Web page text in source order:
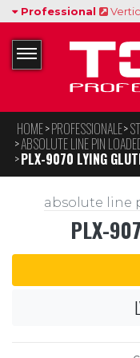
Professional
HOME PROFESSIONALE
ABSOLUTE LINE PIN
PLX-9070 LYING
absolute line
PLX-